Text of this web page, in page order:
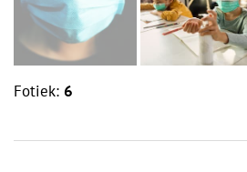
Fotiek: 6